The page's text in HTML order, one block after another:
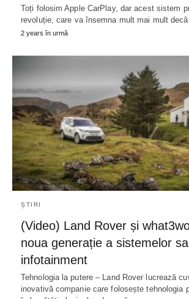
Toți folosim Apple CarPlay, dar acest sistem
revoluție, care va însemna mult mai mult
2 years în urmă
ȘTIRI
(Video) Land Rover și
noua generație a sistemelor
infotainment
Tehnologia la putere – Land Rover lucrează
inovativă companie care folosește tehnologia